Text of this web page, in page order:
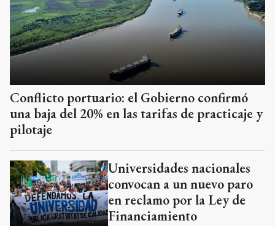
Conflicto portuario: el Gobierno confirmó
una baja del 20% en las tarifas de practicaje y
pilotaje
Universidades nacionales
convocan a un nuevo paro
en reclamo por la Ley de
Financiamiento